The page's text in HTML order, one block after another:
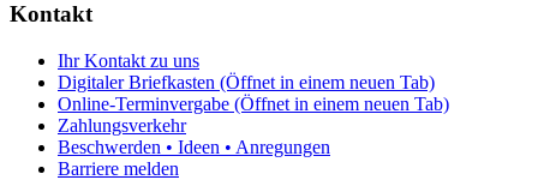
Kontakt
Ihr Kontakt zu uns
Digitaler Briefkasten (Öffnet in einem neuen Tab)
Online-Terminvergabe (Öffnet in einem neuen Tab)
Zahlungsverkehr
Beschwerden • Ideen • Anregungen
Barriere melden